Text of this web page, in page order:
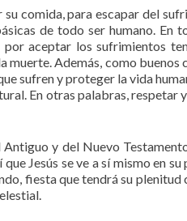
su comida, para escapar del
de todo ser humano. En
aceptar los sufrimientos
muerte. Además, como buenos
sufren y proteger la vida
En otras palabras, respetar
y del Nuevo
Jesús se ve a sí mismo en su
fiesta que tendrá su plenitud